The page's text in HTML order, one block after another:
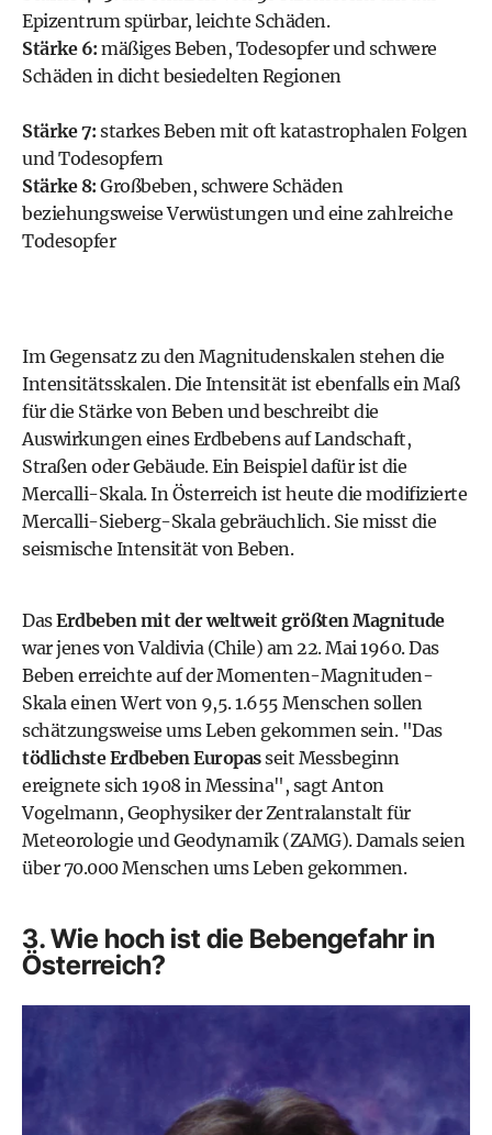
Epizentrum spürbar, leichte Schäden.
Stärke 6: mäßiges Beben, Todesopfer und schwere
Schäden in dicht besiedelten Regionen
Stärke 7: starkes Beben mit oft katastrophalen Folgen
und Todesopfern
Stärke 8: Großbeben, schwere Schäden
beziehungsweise Verwüstungen und eine zahlreiche
Todesopfer
Im Gegensatz zu den Magnitudenskalen stehen die
Intensitätsskalen. Die Intensität ist ebenfalls ein Maß
für die Stärke von Beben und beschreibt die
Auswirkungen eines Erdbebens auf Landschaft,
Straßen oder Gebäude. Ein Beispiel dafür ist die
Mercalli-Skala. In Österreich ist heute die modifizierte
Mercalli-Sieberg-Skala gebräuchlich. Sie misst die
seismische Intensität von Beben.
DasErdbeben mit der weltweit größten Magnitude
war jenes von Valdivia (Chile) am 22. Mai 1960. Das
Beben erreichte auf der Momenten-Magnituden-
Skala einen Wert von 9,5. 1.655 Menschen sollen
schätzungsweise ums Leben gekommen sein. "Das
tödlichste Erdbeben Europasseit Messbeginn
ereignete sich 1908 in Messina", sagt Anton
Vogelmann, Geophysiker der Zentralanstalt für
Meteorologie und Geodynamik (ZAMG). Damals seien
über 70.000 Menschen ums Leben gekommen.
3. Wie hoch ist die Bebengefahr in
Österreich?